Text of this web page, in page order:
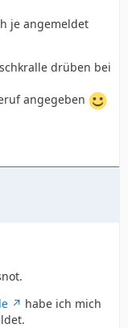
je angemeldet
drüben bei
angegeben
habe ich mich